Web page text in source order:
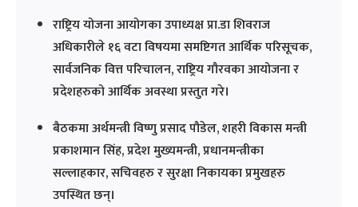
राष्ट्रिय योजना आयोगका उपाध्यक्ष प्रा.डा शिवराज
अधिकारीले १६ वटा विषयमा समष्टिगत आर्थिक परिसूचक,
सार्वजनिक वित्त परिचालन, राष्ट्रिय गौरवका आयोजना र
प्रदेशहरुको आर्थिक अवस्था प्रस्तुत गरे।
बैठकमा अर्थमन्त्री विष्णु प्रसाद पौडेल, शहरी विकास मन्त्री
प्रकाशमान सिंह, प्रदेश मुख्यमन्त्री, प्रधानमन्त्रीका
सल्लाहकार, सचिवहरु र सुरक्षा निकायका प्रमुखहरु
उपस्थित छन्।